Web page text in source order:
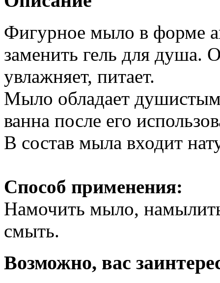
Фигурное мыло в форме
заменить гель для душа.
увлажняет, питает.
Мыло обладает
ванна после его
В состав мыла входит
Способ применения:
Намочить мыло,
смыть.
Возможно, вас